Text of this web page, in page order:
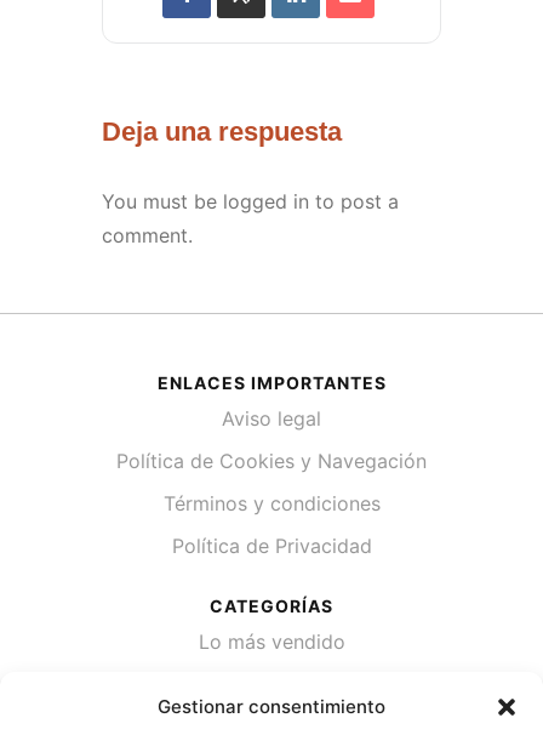
Gestionar consentimiento
Deja una respuesta
You must be logged in to post a
comment.
ENLACES IMPORTANTES
Aviso legal
Política de Cookies y Navegación
Términos y condiciones
Política de Privacidad
CATEGORÍAS
Lo más vendido